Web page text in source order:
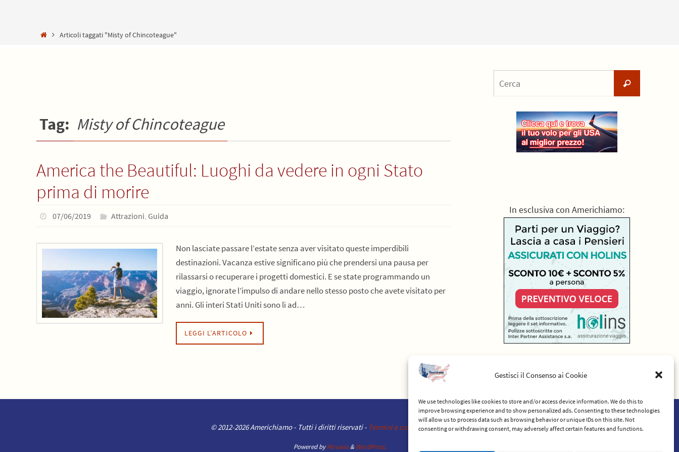
Gestisci il Consenso ai Cookie
We use technologies like cookies to store and/or access device information. We do this to
improve browsing experience and to show personalized ads. Consenting to these technologies
will allow us to process data such as browsing behavior or unique IDs on this site. Not
consenting or withdrawing consent, may adversely affect certain features and functions.
HomeArticoli taggati "Misty of Chincoteague"
Tag: Misty of Chincoteague
America the Beautiful: Luoghi da vedere in ogni Stato
prima di morire
07/06/2019 Attrazioni, Guida
Non lasciate passare l’estate senza aver visitato queste imperdibili
destinazioni. Vacanza estive significano più che prendersi una pausa per
rilassarsi o recuperare i progetti domestici. E se state programmando un
viaggio, ignorate l’impulso di andare nello stesso posto che avete visitato per
anni. Gli interi Stati Uniti sono lì ad…
LEGGI L’ARTICOLO
Cerca
In esclusiva con Americhiamo:
© 2012-2026 Americhiamo - Tutti i diritti riservati - Termini e condizioni del servizio
Powered byNirvana& WordPress.